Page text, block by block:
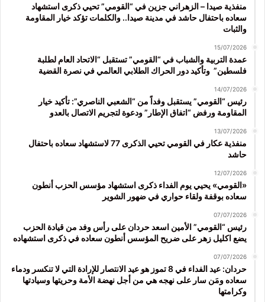
منفذية صيدا – الزهراني جزين في “القومي” تحيي ذكرى استشهاد
سعاده باحتفال حاشد في مدينة صيدا.. والكلمات تؤكد خيار المقاومة
والثبات
15/07/2026
عمدة التربية والشباب في “القومي” تستقبل “الاتحاد العام لطلبة
فلسطين” وتأكيد دور الحراك الطلابي العالمي في نصرة القضية
14/07/2026
رئيس “القومي” يستقبل وفداً من “الشعبي الناصري”: تأكيد خيار
المقاومة ورفض “اتفاق الإطار” ودعوة لتجريم الاتصال بالعدو
13/07/2026
منفذية عكار في القومي تحيي الذكرى 77 لاستشهاد سعاده باحتفال
حاشد
12/07/2026
«القومي» يحيي يوم الفداء ذكرى استشهاد مؤسس الحزب أنطون
سعاده بوقفة ولقاء حواري في ضهور الشوير
07/07/2026
رئيس “القومي” الأمين اسعد حردان على رأس وفد من قيادة الحزب
يضع اكليل زهر على ضريح المؤسس أنطون سعاده في ذكرى استشهاده
07/07/2026
حردان: عيد الفداء في 8 تموز هو عيد الانتصار للإرادة التي لا تنكسر ودماء
سعاده ومَن سار على نهجه هي من أجل نهضة الأمة وحريتها وسيادتها
وكرامتها